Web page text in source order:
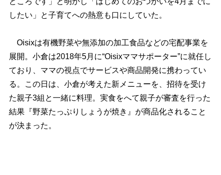
したい」と子育てへの熱意も口にしていた。
Oisixは有機野菜や無添加の加工食品などの宅配事業を
展開。小倉は2018年5月に“Oisixママサポーター”に就任し
ており、ママの視点でサービスや商品開発に携わってい
る。この日は、小倉が考えた新メニューを、招待を受け
た親子3組と一緒に料理。実食をへて親子が審査を行った
結果『野菜たっぷりしょうが焼き』が商品化されること
が決まった。